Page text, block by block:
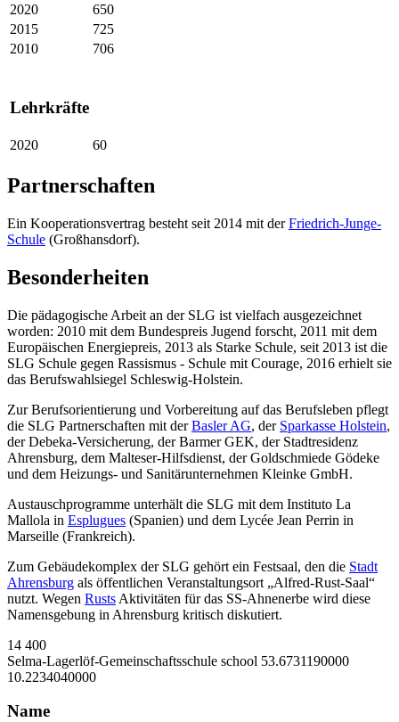
2020
650
2015
725
2010
706
Lehrkräfte
2020 60
Partnerschaften
Ein Kooperationsvertrag besteht seit 2014 mit derFriedrich-Junge-
Schule (Großhansdorf).
Besonderheiten
Die pädagogische Arbeit an der SLG ist vielfach ausgezeichnet
worden: 2010 mit dem Bundespreis Jugend forscht, 2011 mit dem
Europäischen Energiepreis, 2013 als Starke Schule, seit 2013 ist die
SLG Schule gegen Rassismus - Schule mit Courage, 2016 erhielt sie
das Berufswahlsiegel Schleswig-Holstein.
Zur Berufsorientierung und Vorbereitung auf das Berufsleben pflegt
die SLG Partnerschaften mit derBasler AG, der Sparkasse Holstein,
der Debeka-Versicherung, der Barmer GEK, der Stadtresidenz
Ahrensburg, dem Malteser-Hilfsdienst, der Goldschmiede Gödeke
und dem Heizungs- und Sanitärunternehmen Kleinke GmbH.
Austauschprogramme unterhält die SLG mit dem Instituto La
Mallola in Esplugues (Spanien) und dem Lycée Jean Perrin in
Marseille (Frankreich).
Zum Gebäudekomplex der SLG gehört ein Festsaal, den die Stadt
Ahrensburg als öffentlichen Veranstaltungsort „Alfred-Rust-Saal“
nutzt. Wegen Rusts Aktivitäten für das SS-Ahnenerbe wird diese
Namensgebung in Ahrensburg kritisch diskutiert.
14 400
Selma-Lagerlöf-Gemeinschaftsschule school 53.6731190000
10.2234040000
Name